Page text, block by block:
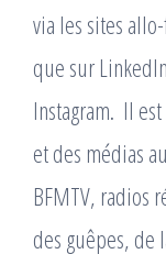
via les sites
que sur
Instagram. ​ Il
et des médias
BFMTV, radios
des guêpes, de